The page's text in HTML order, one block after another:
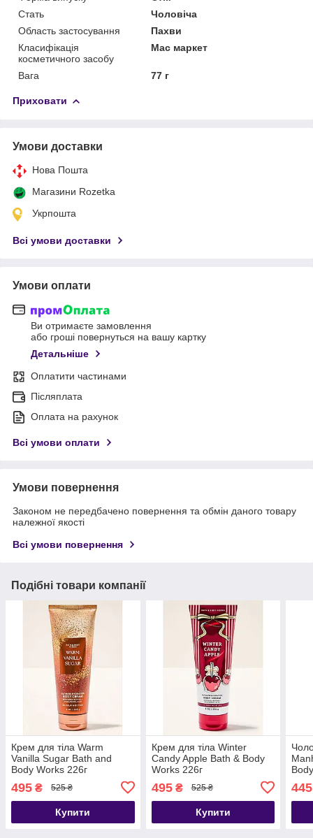
Стать
Чоловіча
Область застосування
Пахви
Класифікація
косметичного засобу
Мас маркет
Вага 77 г
Приховати
Умови доставки
Нова Пошта
Магазини Rozetka
Укрпошта
Всі умови доставки
Умови оплати
Ви отримаєте замовлення
або гроші повернуться на вашу картку
Детальніше
Оплатити частинами
Післяплата
Оплата на рахунок
Всі умови оплати
Умови повернення
Законом не передбачено повернення та обмін даного товару
належної якості
Всі умови повернення
Подібні товари компанії
Крем для тіла Warm
Vanilla Sugar Bath and
Body Works 226г
495 ₴ 525 ₴
Купити
Крем для тіла Winter
Candy Apple Bath & Body
Works 226г
495₴ 525 ₴
Купити
445